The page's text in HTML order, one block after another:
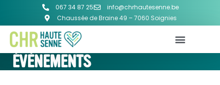
067 34 87 25
info@chrhautesenne.be
Chaussée de Braine 49 – 7060 Soignies
ÉVÈNEMENTS